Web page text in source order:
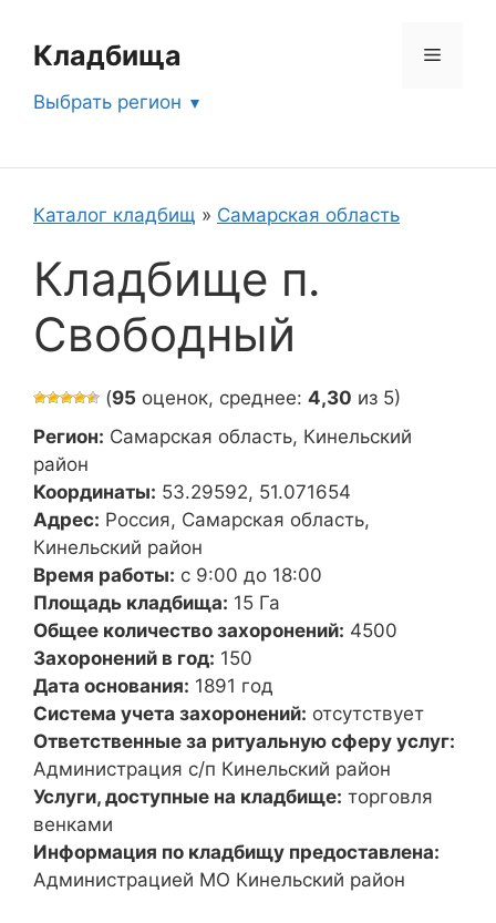
содержимому
Кладбища Меню
Выбрать регион
Каталог кладбищ » Самарская область
Кладбище п.
Свободный
(95 оценок, среднее: 4,30 из 5)
Регион: Самарская область, Кинельский
район
Координаты: 53.29592, 51.071654
Адрес: Россия, Самарская область,
Кинельский район
Время работы: с 9:00 до 18:00
Площадь кладбища: 15 Га
Общее количество захоронений: 4500
Захоронений в год: 150
Дата основания: 1891 год
Система учета захоронений: отсутствует
Ответственные за ритуальную сферу услуг:
Администрация с/п Кинельский район
Услуги, доступные на кладбище: торговля
венками
Информация по кладбищу предоставлена:
Администрацией МО Кинельский район